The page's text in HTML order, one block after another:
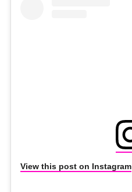
View this post on Instagram